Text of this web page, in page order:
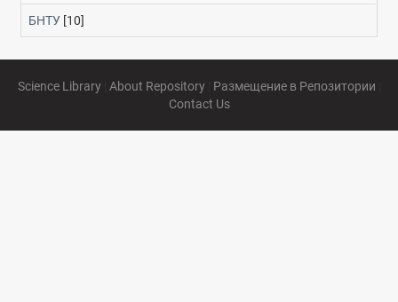
БНТУ [10]
Science Library| About Repository| Размещение в Репозитории
Contact Us